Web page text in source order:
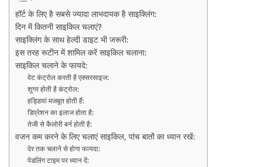
हॉर्ट के लिए है सबसे ज्यादा लाभदायक है साइक्लिंग:
दिन में कितनी साइकिल चलाएं?
साइक्लिंग के साथ हेल्दी डाइट भी जरूरी:
इस तरह रूटीन में शामिल करें साइकिल चलाना:
साइकिल चलाने के फायदे:
वेट कंट्रोल करती है एक्सरसाइज:
शुगर होती है कंट्रोल:
हड्डियां मजबूत होती हैं:
डिप्रेशन का इलाज होता है:
तेजी से कैलोरी बर्न होती है:
वजन कम करने के लिए चलाएं साइकिल, पांच बातों का ध्यान रखें:
देर तक चलाने से होगा फायदा:
पेडलिंग टाइम पर ध्यान दें: